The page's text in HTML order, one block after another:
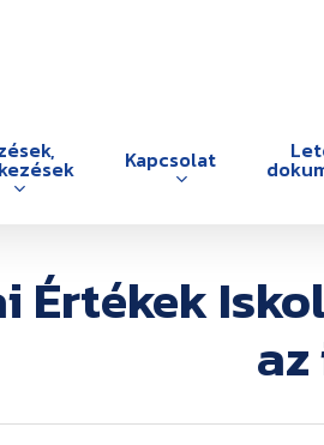
Kapcsolat
Értékek